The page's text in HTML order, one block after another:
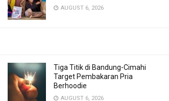
AUGUST 6, 2026
Tiga Titik di Bandung-Cimahi
Target Pembakaran Pria
Berhoodie
AUGUST 6, 2026